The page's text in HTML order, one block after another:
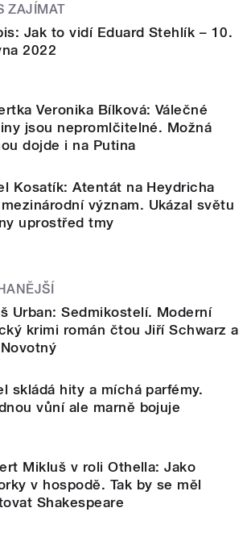
ZAJÍMAT
Jak to vidí Eduard Stehlík – 10.
2022
Veronika Bílková: Válečné
jsou nepromlčitelné. Možná
dojde i na Putina
Kosatík: Atentát na Heydricha
význam. Ukázal světu
uprostřed tmy
Urban: Sedmikostelí. Moderní
krimi román čtou Jiří Schwarz a
skládá hity a míchá parfémy.
vůní ale marně bojuje
Mikluš v roli Othella: Jako
v hospodě. Tak by se měl
Shakespeare